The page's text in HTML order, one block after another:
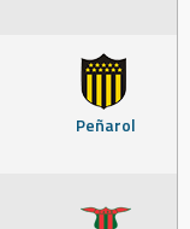
Peñarol